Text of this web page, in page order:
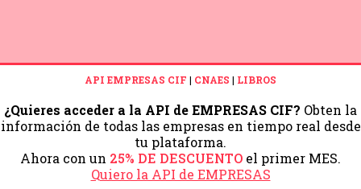
API EMPRESAS CIF | CNAES | LIBROS
¿Quieres acceder a la API de EMPRESAS CIF? Obten la
información de todas las empresas en tiempo real desde
tu plataforma.
Ahora con un 25% DE DESCUENTO el primer MES.
Quiero la API de EMPRESAS